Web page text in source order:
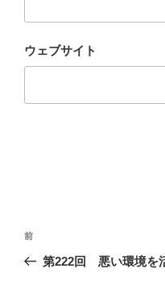
ウェブサイト
投
過
去
前
第222回 悪い環境を